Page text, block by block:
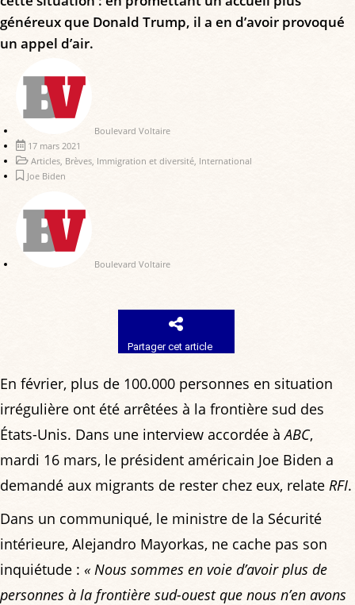
généreux que Donald Trump, il a en d’avoir provoqué
un appel d’air.
Boulevard Voltaire
17 mars 2021
Articles Brèves Immigration et diversité International
Joe Biden
Boulevard Voltaire
Partager cet article
En février, plus de 100.000 personnes en situation
irrégulière ont été arrêtées à la frontière sud des
États-Unis. Dans une interview accordée àABC,
mardi 16 mars, le président américain Joe Biden a
demandé aux migrants de rester chez eux, relate RFI.
Dans un communiqué, le ministre de la Sécurité
intérieure, Alejandro Mayorkas, ne cache pas son
inquiétude : « Nous sommes en voie d’avoir plus de
personnes à la frontière sud-ouest que nous n’en avons